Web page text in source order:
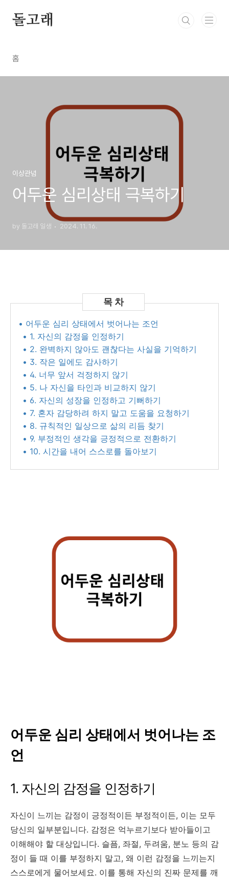
돌고래
홈
이상관념
어두운 심리상태 극복하기
by 돌고래 일생 2024. 11. 16.
• 어두운 심리 상태에서 벗어나는 조언
• 1. 자신의 감정을 인정하기
• 2. 완벽하지 않아도 괜찮다는 사실을 기억하기
• 3. 작은 일에도 감사하기
• 4. 너무 앞서 걱정하지 않기
• 5. 나 자신을 타인과 비교하지 않기
• 6. 자신의 성장을 인정하고 기뻐하기
• 7. 혼자 감당하려 하지 말고 도움을 요청하기
• 8. 규칙적인 일상으로 삶의 리듬 찾기
• 9. 부정적인 생각을 긍정적으로 전환하기
• 10. 시간을 내어 스스로를 돌아보기
어두운 심리 상태에서 벗어나는 조
언
1. 자신의 감정을 인정하기
자신이 느끼는 감정이 긍정적이든 부정적이든, 이는 모두
당신의 일부분입니다. 감정은 억누르기보다 받아들이고
이해해야 할 대상입니다. 슬픔, 좌절, 두려움, 분노 등의 감
정이 들 때 이를 부정하지 말고, 왜 이런 감정을 느끼는지
스스로에게 물어보세요. 이를 통해 자신의 진짜 문제를 깨